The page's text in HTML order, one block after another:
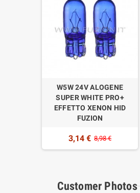
W5W 24V ALOGENE
SUPER WHITE PRO+
EFFETTO XENON HID
FUZION
3,14 € 8,98 €
Customer Photos